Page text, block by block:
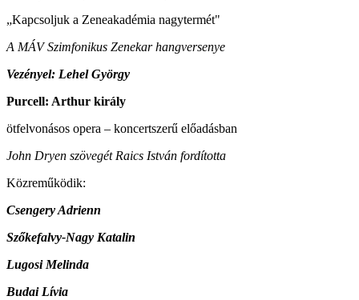
„Kapcsoljuk a Zeneakadémia nagytermét"
A MÁV Szimfonikus Zenekar hangversenye
Vezényel: Lehel György
Purcell: Arthur király
ötfelvonásos opera – koncertszerű előadásban
John Dryen szövegét Raics István fordította
Közreműködik:
Csengery Adrienn
Szőkefalvy-Nagy Katalin
Lugosi Melinda
Budai Lívia